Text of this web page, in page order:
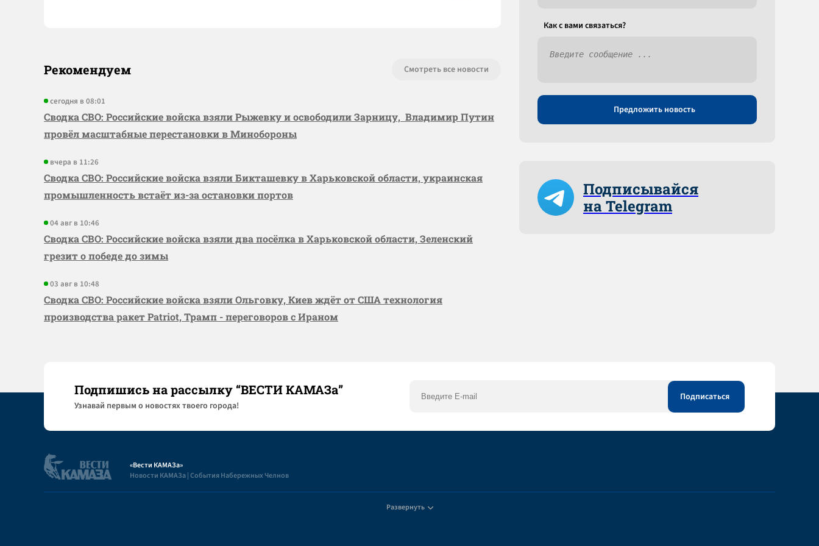
Рекомендуем Смотреть все новости
сегодня в 08:01
Сводка СВО: Российские войска взяли Рыжевку и освободили Зарницу, Владимир Путин
провёл масштабные перестановки в Минобороны
вчера в 11:26
Сводка СВО: Российские войска взяли Бикташевку в Харьковской области, украинская
промышленность встаёт из-за остановки портов
04 авг в 10:46
Сводка СВО: Российские войска взяли два посёлка в Харьковской области, Зеленский
грезит о победе до зимы
03 авг в 10:48
Сводка СВО: Российские войска взяли Ольговку, Киев ждёт от США технология
производства ракет Patriot, Трамп - переговоров с Ираном
Как c вами связаться?
Предложить новость
Подписывайся
на Telegram
Подпишись на рассылку “ВЕСТИ КАМАЗа”
Узнaвай первым о новостях твоего города!
«Вести КАМАЗа»
Новости КАМАЗа | События Набережных Челнов
Развернуть